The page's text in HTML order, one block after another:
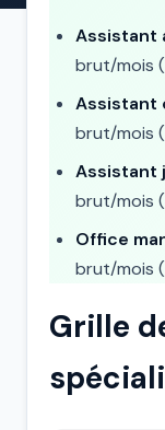
Assistant
brut/mois
Assistant
brut/mois
Assistant
brut/mois
Office
brut/mois
Grille